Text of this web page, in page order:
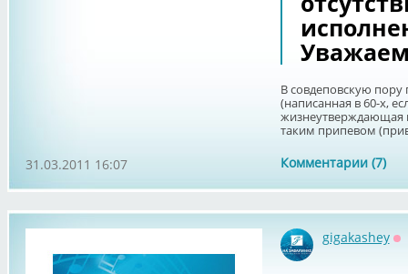
В совдеповскую пору
(написанная в 60-х,
жизнеутверждающая
таким припевом
Комментарии (7)
31.03.2011 16:07
gigakashey